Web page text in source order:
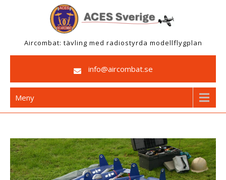
Aircombat: tävling med radiostyrda modellflygplan
info@aircombat.se
Meny